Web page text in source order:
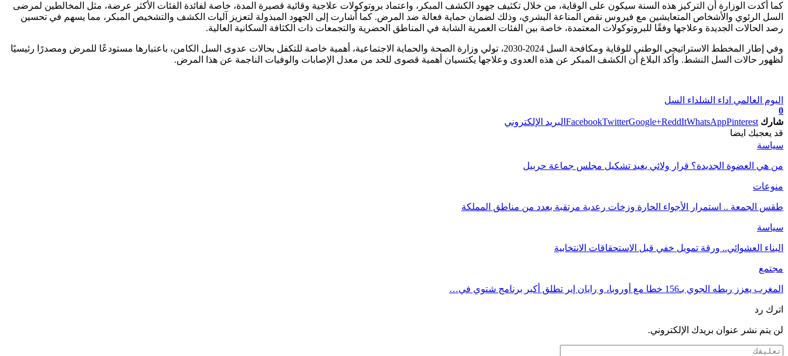
كما أكدت الوزارة أن التركيز هذه السنة سيكون على الوقاية، من خلال تكثيف جهود الكشف المبكر، واعتماد بروتوكولات علاجية وقائية قصيرة المدة، خاصة لفائدة الفئات الأكثر عرضة، مثل المخالطين لمرضى
السل الرئوي والأشخاص المتعايشين مع فيروس نقص المناعة البشري، وذلك لضمان حماية فعالة ضد المرض. كما أشارت إلى الجهود المبذولة لتعزيز آليات الكشف والتشخيص المبكر، مما يسهم في تحسين
رصد الحالات الجديدة وعلاجها وفقًا للبروتوكولات المعتمدة، خاصة بين الفئات العمرية الشابة في المناطق الحضرية والتجمعات ذات الكثافة السكانية العالية.
وفي إطار المخطط الاستراتيجي الوطني للوقاية ومكافحة السل 2024-2030، تولي وزارة الصحة والحماية الاجتماعية، أهمية خاصة للتكفل بحالات عدوى السل الكامن، باعتبارها مستودعًا للمرض ومصدرًا رئيسيًا
لظهور حالات السل النشط. وأكد البلاغ أن الكشف المبكر عن هذه العدوى وعلاجها يكتسيان أهمية قصوى للحد من معدل الإصابات والوفيات الناجمة عن هذا المرض.
اليوم العالمي اداء الشلداء السل
0
شارك
FacebookTwitterGoogle+ReddItWhatsAppPinterest
البريد الإلكتروني
قد يعجبك ايضا
سياسة
من هي العضوة الجديدة؟ قرار ولائي يعيد تشكيل مجلس جماعة حربيل
منوعات
طقس الجمعة .. استمرار الأجواء الحارة وزخات رعدية مرتقبة بعدد من مناطق المملكة
سياسة
البناء العشوائي.. ورقة تمويل خفي قبل الاستحقاقات الانتخابية
مجتمع
المغرب يعزز ربطه الجوي بـ156 خطا مع أوروبا، و رايان إير تطلق أكبر برنامج شتوي في…
اترك رد
لن يتم نشر عنوان بريدك الإلكتروني.